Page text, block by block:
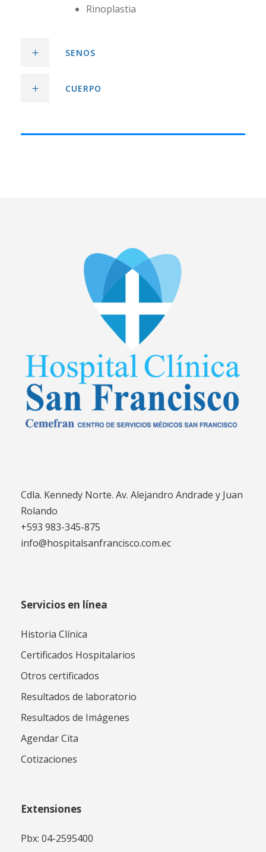
Rinoplastia
SENOS
CUERPO
Cdla. Kennedy Norte. Av. Alejandro Andrade y Juan
Rolando
+593 983-345-875
info@hospitalsanfrancisco.com.ec
Servicios en línea
Historia Clínica
Certificados Hospitalarios
Otros certificados
Resultados de laboratorio
Resultados de Imágenes
Agendar Cita
Cotizaciones
Extensiones
Pbx: 04-2595400